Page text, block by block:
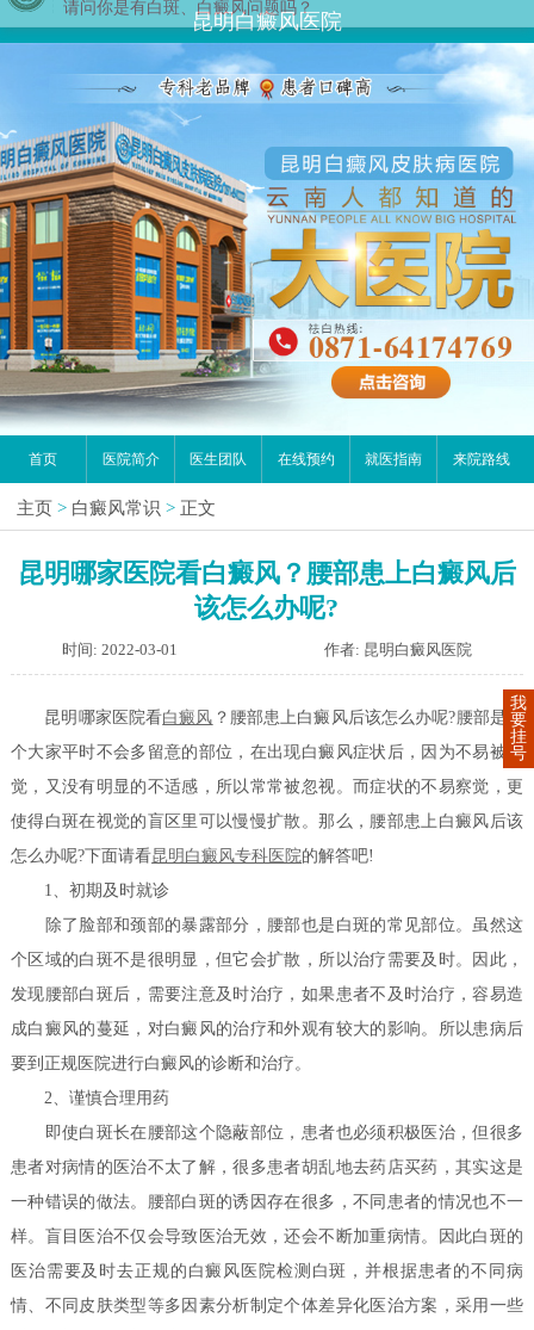
昆明白癜风医院
首页 医院简介 医生团队 在线预约 就医指南 来院路线
主页 > 白癜风常识 > 正文
昆明哪家医院看白癜风？腰部患上白癜风后
该怎么办呢?
时间: 2022-03-01 作者: 昆明白癜风医院
昆明哪家医院看白癜风 ？腰部患上白癜风后该怎么办呢?腰部是一
个大家平时不会多留意的部位，在出现白癜风症状后，因为不易被察
觉，又没有明显的不适感，所以常常被忽视。而症状的不易察觉，更
使得白斑在视觉的盲区里可以慢慢扩散。那么，腰部患上白癜风后该
怎么办呢?下面请看昆明白癜风专科医院的解答吧!
1、初期及时就诊
除了脸部和颈部的暴露部分，腰部也是白斑的常见部位。虽然这
个区域的白斑不是很明显，但它会扩散，所以治疗需要及时。因此，
发现腰部白斑后，需要注意及时治疗，如果患者不及时治疗，容易造
成白癜风的蔓延，对白癜风的治疗和外观有较大的影响。所以患病后
要到正规医院进行白癜风的诊断和治疗。
2、谨慎合理用药
即使白斑长在腰部这个隐蔽部位，患者也必须积极医治，但很多
患者对病情的医治不太了解，很多患者胡乱地去药店买药，其实这是
一种错误的做法。腰部白斑的诱因存在很多，不同患者的情况也不一
样。盲目医治不仅会导致医治无效，还会不断加重病情。因此白斑的
医治需要及时去正规的白癜风医院检测白斑，并根据患者的不同病
情、不同皮肤类型等多因素分析制定个体差异化医治方案，采用一些
我
要
挂
号